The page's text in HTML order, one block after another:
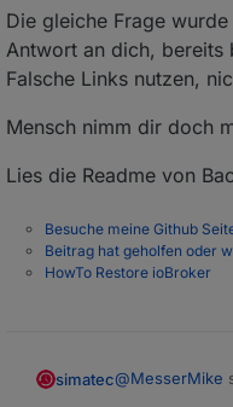
Die gleiche Frage
Antwort an dich, bereits
Falsche Links nutzen,
Mensch nimm dir doch
Lies die Readme von
Besuche meine Github
Beitrag hat geholfen oder
HowTo Restore ioBroker
simatec@MesserMike